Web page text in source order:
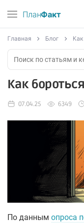
ПланФакт
Главная Блог
Как
07.04.25 6349
По данным опроса